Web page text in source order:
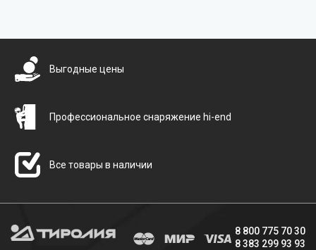
Выгодные цены
Профессиональное снаряжение hi-end
Все товары в наличии
8 800 775 70 30
8 383 299 93 93